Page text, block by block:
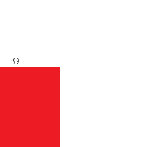
99